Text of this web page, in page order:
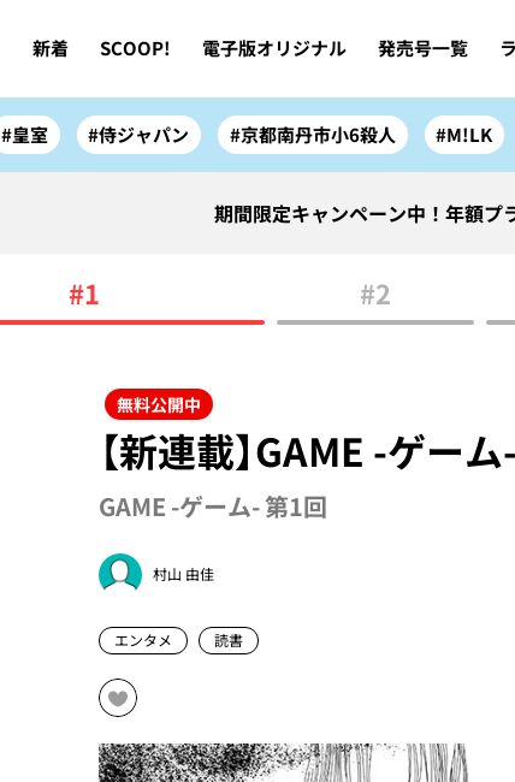
新着 SCOOP! 電子版オリジナル 発売号一覧
#皇室 #侍ジャパン #京都南丹市小6殺人 #M!LK
期間限定キャンペーン中！年額プ
#1 #2
無料公開中
【新連載】GAME -ゲー
GAME -ゲーム- 第1回
村山 由佳
エンタメ 読書